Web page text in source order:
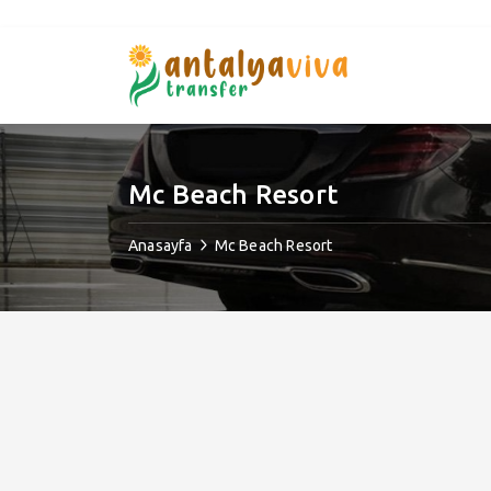
Mc Beach Resort
Anasayfa Mc Beach Resort